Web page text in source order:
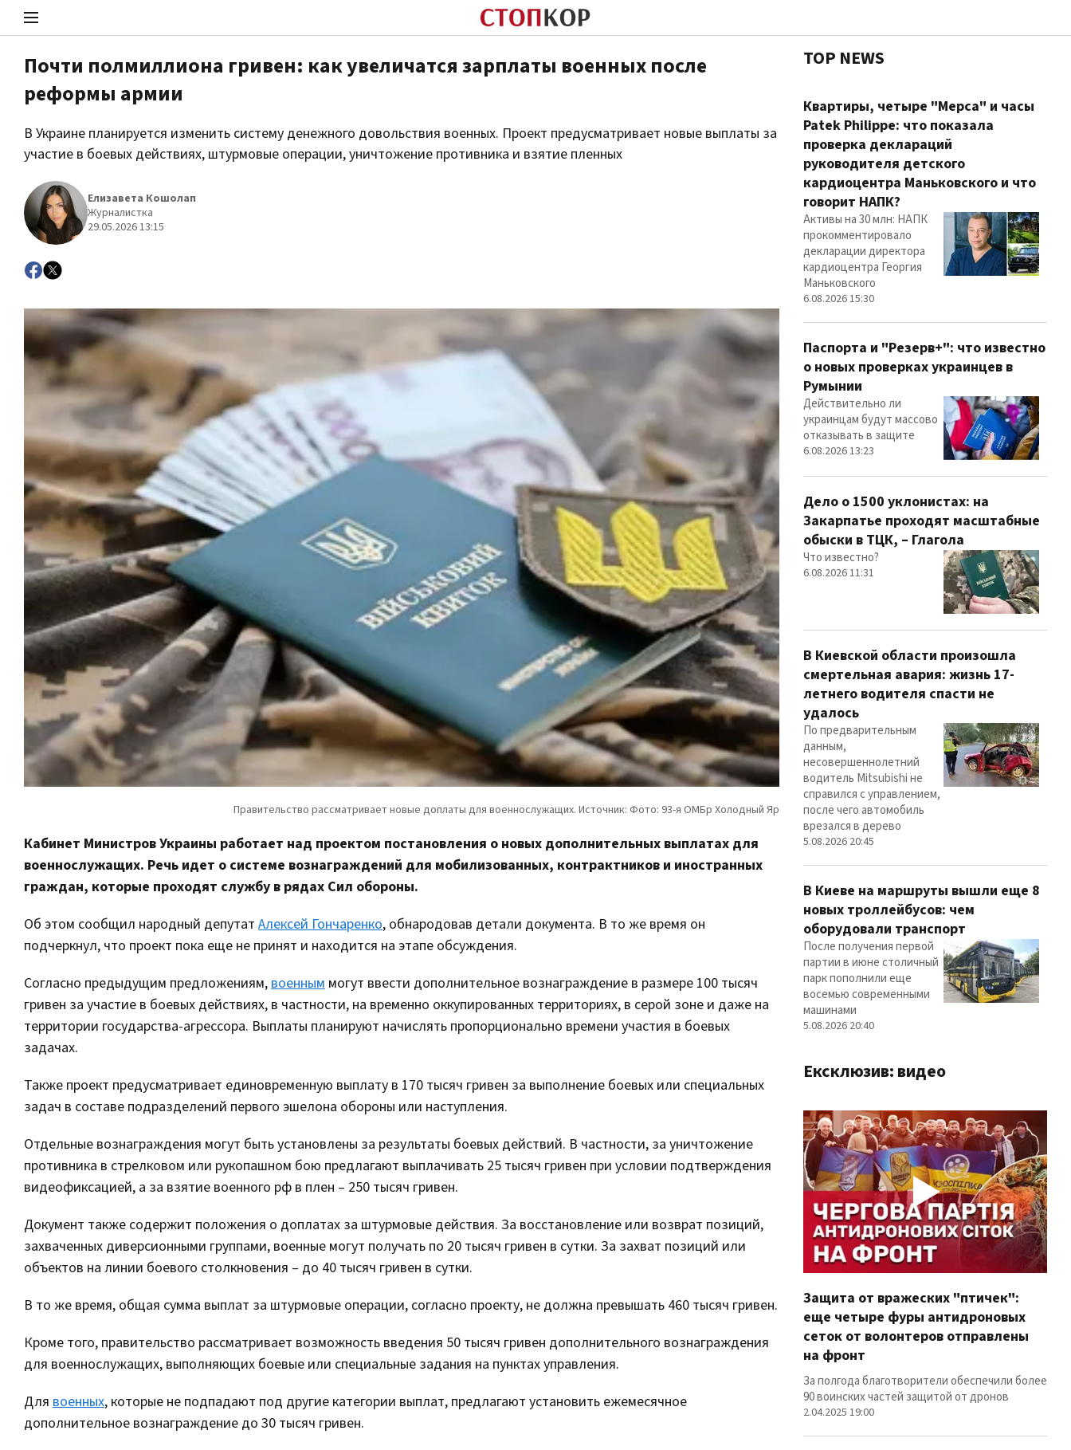
Стоп Политической Коррупции
Почти полмиллиона гривен: как увеличатся зарплаты военных после
реформы армии
В Украине планируется изменить систему денежного довольствия военных. Проект предусматривает новые выплаты за
участие в боевых действиях, штурмовые операции, уничтожение противника и взятие пленных
Елизавета Кошолап
Журналистка
29.05.2026 13:15
Кабинет Министров Украины работает над проектом постановления о новых дополнительных выплатах для
военнослужащих. Речь идет о системе вознаграждений для мобилизованных, контрактников и иностранных
граждан, которые проходят службу в рядах Сил обороны.
Об этом сообщил народный депутат Алексей Гончаренко, обнародовав детали документа. В то же время он
подчеркнул, что проект пока еще не принят и находится на этапе обсуждения.
Согласно предыдущим предложениям,военным могут ввести дополнительное вознаграждение в размере 100 тысяч
гривен за участие в боевых действиях, в частности, на временно оккупированных территориях, в серой зоне и даже на
территории государства-агрессора. Выплаты планируют начислять пропорционально времени участия в боевых
задачах.
Также проект предусматривает единовременную выплату в 170 тысяч гривен за выполнение боевых или специальных
задач в составе подразделений первого эшелона обороны или наступления.
Отдельные вознаграждения могут быть установлены за результаты боевых действий. В частности, за уничтожение
противника в стрелковом или рукопашном бою предлагают выплачивать 25 тысяч гривен при условии подтверждения
видеофиксацией, а за взятие военного рф в плен – 250 тысяч гривен.
Документ также содержит положения о доплатах за штурмовые действия. За восстановление или возврат позиций,
захваченных диверсионными группами, военные могут получать по 20 тысяч гривен в сутки. За захват позиций или
объектов на линии боевого столкновения – до 40 тысяч гривен в сутки.
В то же время, общая сумма выплат за штурмовые операции, согласно проекту, не должна превышать 460 тысяч гривен.
Кроме того, правительство рассматривает возможность введения 50 тысяч гривен дополнительного вознаграждения
для военнослужащих, выполняющих боевые или специальные задания на пунктах управления.
Для военных, которые не подпадают под другие категории выплат, предлагают установить ежемесячное
дополнительное вознаграждение до 30 тысяч гривен.
TOP NEWS
Квартиры, четыре "Мерса" и часы
Patek Philippe: что показала
проверка деклараций
руководителя детского
кардиоцентра Маньковского и что
говорит НАПК?
Активы на 30 млн: НАПК
прокомментировало
декларации директора
кардиоцентра Георгия
Маньковского
6.08.2026 15:30
Паспорта и "Резерв+": что известно
о новых проверках украинцев в
Румынии
Действительно ли
украинцам будут массово
отказывать в защите
6.08.2026 13:23
Дело о 1500 уклонистах: на
Закарпатье проходят масштабные
обыски в ТЦК, – Глагола
Что известно?
6.08.2026 11:31
В Киевской области произошла
смертельная авария: жизнь 17-
летнего водителя спасти не
удалось
По предварительным
данным,
несовершеннолетний
водитель Mitsubishi не
справился с управлением,
после чего автомобиль
врезался в дерево
5.08.2026 20:45
В Киеве на маршруты вышли еще 8
новых троллейбусов: чем
оборудовали транспорт
После получения первой
партии в июне столичный
парк пополнили еще
восемью современными
машинами
5.08.2026 20:40
Ексклюзив: видео
Защита от вражеских "птичек":
еще четыре фуры антидроновых
сеток от волонтеров отправлены
на фронт
За полгода благотворители обеспечили более
90 воинских частей защитой от дронов
2.04.2025 19:00